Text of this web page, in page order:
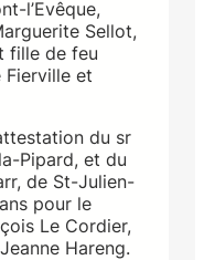
l’Evêque,
Sellot,
fille de feu
Fierville et
du sr
Pipard, et du
de St-Julien-
pour le
Le Cordier,
Hareng.